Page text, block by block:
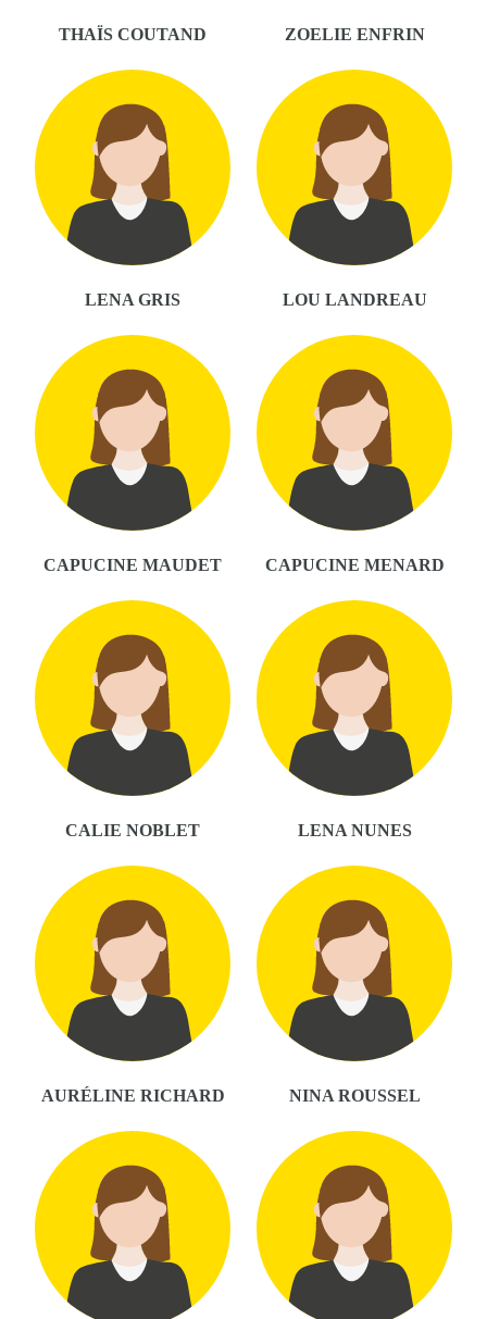
THAÏS COUTAND ZOELIE ENFRIN
LENA GRIS LOU LANDREAU
CAPUCINE MAUDET CAPUCINE MENARD
CALIE NOBLET LENA NUNES
AURÉLINE RICHARD NINA ROUSSEL